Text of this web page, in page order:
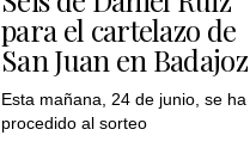
para el cartelazo de
San Juan en Badajoz
Esta mañana, 24 de junio, se ha
procedido al sorteo